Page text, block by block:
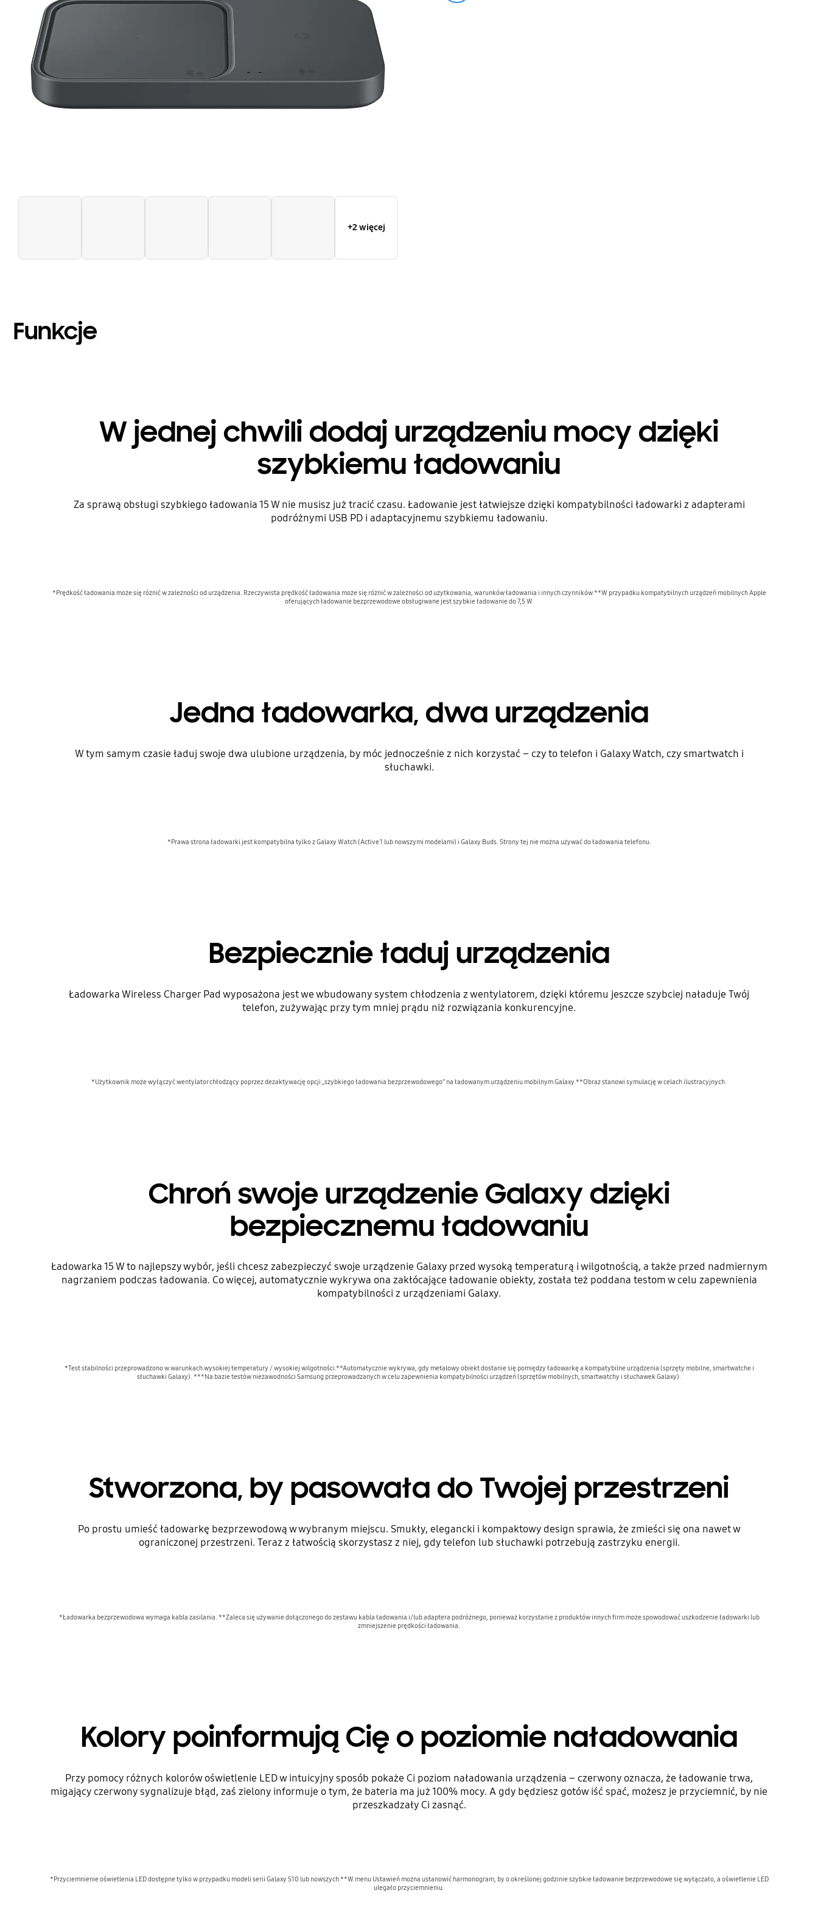
+2 więcej
Funkcje
W jednej chwili dodaj urządzeniu mocy dzięki
szybkiemu ładowaniu
Za sprawą obsługi szybkiego ładowania 15 W nie musisz już tracić czasu. Ładowanie jest łatwiejsze dzięki kompatybilności ładowarki z adapterami
podróżnymi USB PD i adaptacyjnemu szybkiemu ładowaniu.
*Prędkość ładowania może się różnić w zależności od urządzenia. Rzeczywista prędkość ładowania może się różnić w zależności od użytkowania, warunków ładowania i innych czynników.**W przypadku kompatybilnych urządzeń mobilnych Apple
oferujących ładowanie bezprzewodowe obsługiwane jest szybkie ładowanie do 7,5 W.
Jedna ładowarka, dwa urządzenia
W tym samym czasie ładuj swoje dwa ulubione urządzenia, by móc jednocześnie z nich korzystać – czy to telefon i Galaxy Watch, czy smartwatch i
słuchawki.
*Prawa strona ładowarki jest kompatybilna tylko z Galaxy Watch (Active 1 lub nowszymi modelami) i Galaxy Buds. Strony tej nie można używać do ładowania telefonu.
Bezpiecznie ładuj urządzenia
Ładowarka Wireless Charger Pad wyposażona jest we wbudowany system chłodzenia z wentylatorem, dzięki któremu jeszcze szybciej naładuje Twój
telefon, zużywając przy tym mniej prądu niż rozwiązania konkurencyjne.
*Użytkownik może wyłączyć wentylator chłodzący poprzez dezaktywację opcji „szybkiego ładowania bezprzewodowego” na ładowanym urządzeniu mobilnym Galaxy.**Obraz stanowi symulację w celach ilustracyjnych.
Chroń swoje urządzenie Galaxy dzięki
bezpiecznemu ładowaniu
Ładowarka 15 W to najlepszy wybór, jeśli chcesz zabezpieczyć swoje urządzenie Galaxy przed wysoką temperaturą i wilgotnością, a także przed nadmiernym
nagrzaniem podczas ładowania. Co więcej, automatycznie wykrywa ona zakłócające ładowanie obiekty, została też poddana testom w celu zapewnienia
kompatybilności z urządzeniami Galaxy.
*Test stabilności przeprowadzono w warunkach wysokiej temperatury / wysokiej wilgotności.**Automatycznie wykrywa, gdy metalowy obiekt dostanie się pomiędzy ładowarkę a kompatybilne urządzenia (sprzęty mobilne, smartwatche i
słuchawki Galaxy). ***Na bazie testów niezawodności Samsung przeprowadzanych w celu zapewnienia kompatybilności urządzeń (sprzętów mobilnych, smartwatchy i słuchawek Galaxy).
Stworzona, by pasowała do Twojej przestrzeni
Po prostu umieść ładowarkę bezprzewodową w wybranym miejscu. Smukły, elegancki i kompaktowy design sprawia, że zmieści się ona nawet w
ograniczonej przestrzeni. Teraz z łatwością skorzystasz z niej, gdy telefon lub słuchawki potrzebują zastrzyku energii.
*Ładowarka bezprzewodowa wymaga kabla zasilania. **Zaleca się używanie dołączonego do zestawu kabla ładowania i/lub adaptera podróżnego, ponieważ korzystanie z produktów innych firm może spowodować uszkodzenie ładowarki lub
zmniejszenie prędkości ładowania.
Kolory poinformują Cię o poziomie naładowania
Przy pomocy różnych kolorów oświetlenie LED w intuicyjny sposób pokaże Ci poziom naładowania urządzenia – czerwony oznacza, że ładowanie trwa,
migający czerwony sygnalizuje błąd, zaś zielony informuje o tym, że bateria ma już 100% mocy. A gdy będziesz gotów iść spać, możesz je przyciemnić, by nie
przeszkadzały Ci zasnąć.
*Przyciemnienie oświetlenia LED dostępne tylko w przypadku modeli serii Galaxy S10 lub nowszych.**W menu Ustawień można ustanowić harmonogram, by o określonej godzinie szybkie ładowanie bezprzewodowe się wyłączało, a oświetlenie LED
ulegało przyciemnieniu.